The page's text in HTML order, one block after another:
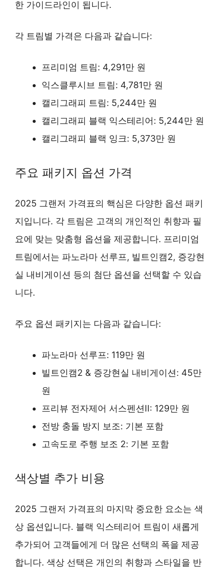
한 가이드라인이 됩니다.
각 트림별 가격은 다음과 같습니다:
프리미엄 트림: 4,291만 원
익스클루시브 트림: 4,781만 원
캘리그래피 트림: 5,244만 원
캘리그래피 블랙 익스테리어: 5,244만 원
캘리그래피 블랙 잉크: 5,373만 원
주요 패키지 옵션 가격
2025 그랜저 가격표의 핵심은 다양한 옵션 패키
지입니다. 각 트림은 고객의 개인적인 취향과 필
요에 맞는 맞춤형 옵션을 제공합니다. 프리미엄
트림에서는 파노라마 선루프, 빌트인캠2, 증강현
실 내비게이션 등의 첨단 옵션을 선택할 수 있습
니다.
주요 옵션 패키지는 다음과 같습니다:
파노라마 선루프: 119만 원
빌트인캠2 & 증강현실 내비게이션: 45만
원
프리뷰 전자제어 서스펜션II: 129만 원
전방 충돌 방지 보조: 기본 포함
고속도로 주행 보조 2: 기본 포함
색상별 추가 비용
2025 그랜저 가격표의 마지막 중요한 요소는 색
상 옵션입니다. 블랙 익스테리어 트림이 새롭게
추가되어 고객들에게 더 많은 선택의 폭을 제공
합니다. 색상 선택은 개인의 취향과 스타일을 반